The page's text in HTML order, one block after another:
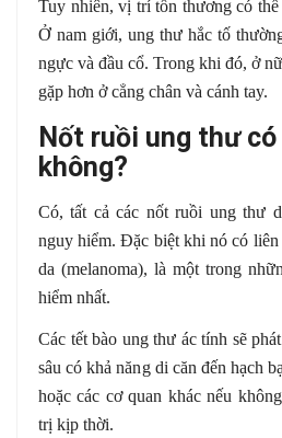
Tuy nhiên, vị trí tổn thương có
Ở nam giới, ung thư hắc tố
ngực và đầu cổ. Trong khi đó, ở
gặp hơn ở cẳng chân và cánh tay.
Nốt ruồi ung thư
không?
Có, tất cả các nốt ruồi ung thư
nguy hiểm. Đặc biệt khi nó có liên
da (melanoma), là một trong
hiểm nhất.
Các tết bào ung thư ác tính sẽ
sâu có khả năng di căn đến hạch
hoặc các cơ quan khác nếu
trị kịp thời.